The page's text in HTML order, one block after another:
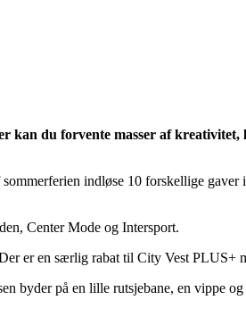
du forvente masser af
indløse 10 forskellige
Center Mode og Intersport.
er en særlig rabat til City Vest PLUS+
byder på en lille rutsjebane, en vippe